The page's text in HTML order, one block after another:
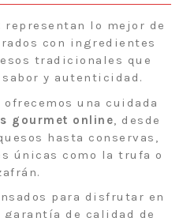
representan lo mejor de
con ingredientes
tradicionales que
y autenticidad.
una cuidada
gourmet online, desde
hasta conservas,
únicas como la trufa o
para disfrutar en
de calidad de